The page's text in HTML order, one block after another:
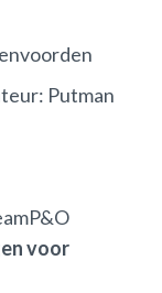
Putman
voor